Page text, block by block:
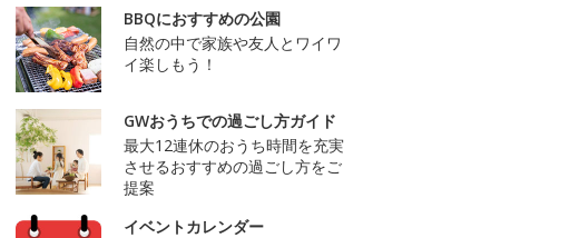
BBQにおすすめの公園
自然の中で家族や友人とワイワ
イ楽しもう！
GWおうちでの過ごし方ガイド
最大12連休のおうち時間を充実
させるおすすめの過ごし方をご
提案
イベントカレンダー